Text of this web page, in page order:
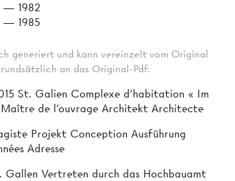
— 1982
— 1985
generiert und kann vereinzelt vom Original
an das Original-Pdf.
St. Galien Complexe d'habitation « Im
Maître de l'ouvrage Architekt Architecte
Projekt Conception Ausführung
Adresse
Gallen Vertreten durch das Hochbauamt